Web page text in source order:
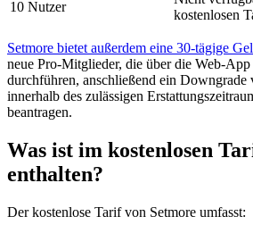
10 Nutzer
kostenlosen
Setmore bietet außerdem eine 30-tägige
neue Pro-Mitglieder, die über die Web-
durchführen, anschließend ein Downgrade
innerhalb des zulässigen
beantragen.
Was ist im kostenlosen
enthalten?
Der kostenlose Tarif von Setmore umfasst: